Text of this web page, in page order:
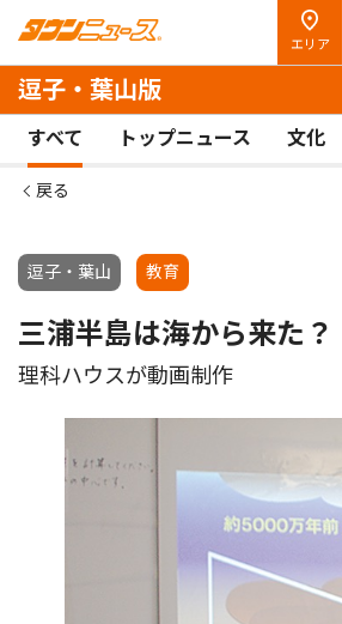
エリア
逗子・葉山版
すべて トップニュース 文化
戻る
逗子・葉山 教育
三浦半島は海から来た？
理科ハウスが動画制作